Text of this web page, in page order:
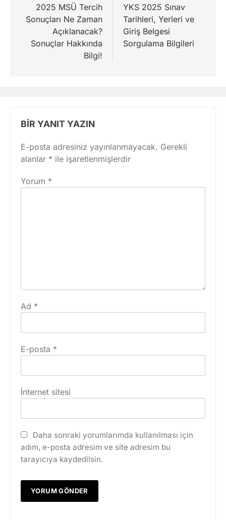
gezinmesi
2025 MSÜ Tercih
Sonuçları Ne Zaman
Açıklanacak?
Sonuçlar Hakkında
Bilgi!
YKS 2025 Sınav
Tarihleri, Yerleri ve
Giriş Belgesi
Sorgulama Bilgileri
BIR YANIT YAZIN
E-posta adresiniz yayınlanmayacak. Gerekli
alanlar * ile işaretlenmişlerdir
Yorum *
Ad *
E-posta *
İnternet sitesi
Daha sonraki yorumlarımda kullanılması için
adım, e-posta adresim ve site adresim bu
tarayıcıya kaydedilsin.